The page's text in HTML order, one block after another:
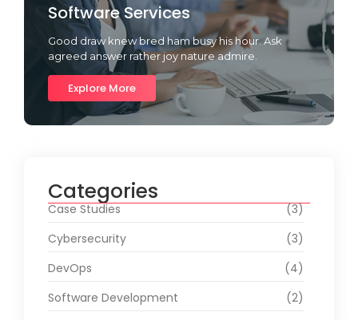
Software Services
Good draw knew bred ham busy his hour. Ask
agreed answer rather joy nature admire.
Explore More
Categories
Case Studies
(3)
Cybersecurity
(3)
DevOps
(4)
Software Development
(2)